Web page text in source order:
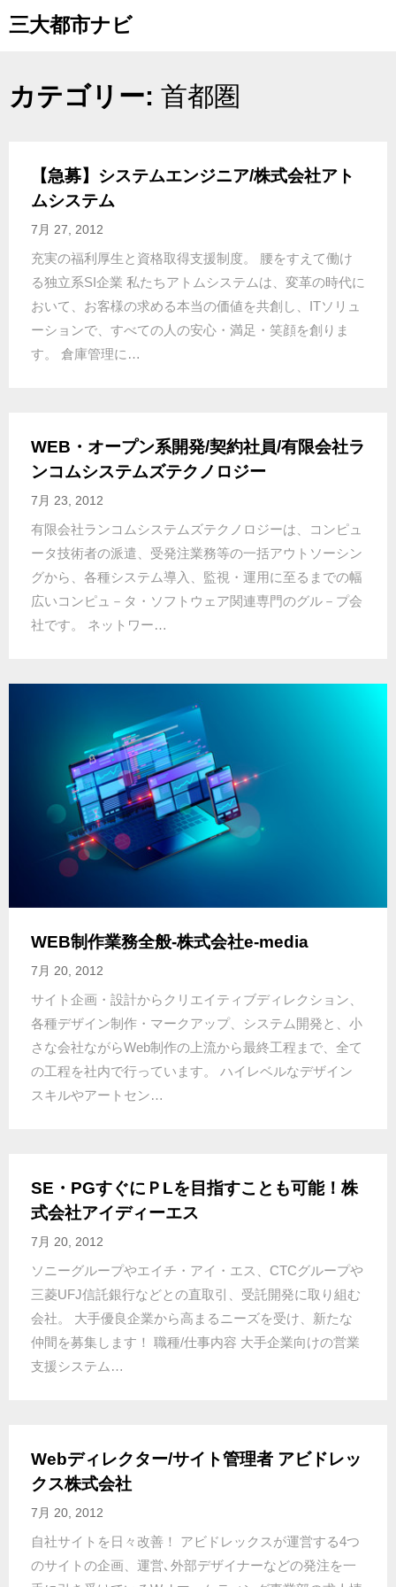
to三大都市ナビ
カテゴリー: 首都圏
【急募】システムエンジニア/株式会社アト
ムシステム
7月 27, 2012
充実の福利厚生と資格取得支援制度。 腰をすえて働け
る独立系SI企業 私たちアトムシステムは、変革の時代に
おいて、お客様の求める本当の価値を共創し、ITソリュ
ーションで、すべての人の安心・満足・笑顔を創りま
す。 倉庫管理に…
WEB・オープン系開発/契約社員/有限会社ラ
ンコムシステムズテクノロジー
7月 23, 2012
有限会社ランコムシステムズテクノロジーは、コンピュ
ータ技術者の派遣、受発注業務等の一括アウトソーシン
グから、各種システム導入、監視・運用に至るまでの幅
広いコンピュ－タ・ソフトウェア関連専門のグル－プ会
社です。 ネットワー…
WEB制作業務全般-株式会社e-media
7月 20, 2012
サイト企画・設計からクリエイティブディレクション、
各種デザイン制作・マークアップ、システム開発と、小
さな会社ながらWeb制作の上流から最終工程まで、全て
の工程を社内で行っています。 ハイレベルなデザイン
スキルやアートセン…
SE・PGすぐにＰLを目指すことも可能！株
式会社アイディーエス
7月 20, 2012
ソニーグループやエイチ・アイ・エス、CTCグループや
三菱UFJ信託銀行などとの直取引、受託開発に取り組む
会社。 大手優良企業から高まるニーズを受け、新たな
仲間を募集します！ 職種/仕事内容 大手企業向けの営業
支援システム…
Webディレクター/サイト管理者 アビドレッ
クス株式会社
7月 20, 2012
自社サイトを日々改善！ アビドレックスが運営する4つ
のサイトの企画、運営､外部デザイナーなどの発注を一